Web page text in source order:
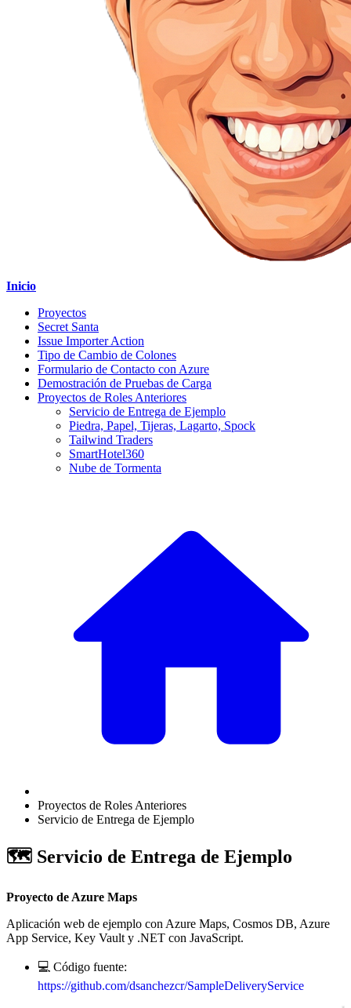
Inicio
Proyectos
Secret Santa
Issue Importer Action
Tipo de Cambio de Colones
Formulario de Contacto con Azure
Demostración de Pruebas de Carga
Proyectos de Roles Anteriores
Servicio de Entrega de Ejemplo
Piedra, Papel, Tijeras, Lagarto, Spock
Tailwind Traders
SmartHotel360
Nube de Tormenta
Proyectos de Roles Anteriores
Servicio de Entrega de Ejemplo
🗺️ Servicio de Entrega de Ejemplo
Proyecto de Azure Maps
Aplicación web de ejemplo con Azure Maps, Cosmos DB, Azure
App Service, Key Vault y .NET con JavaScript.
💻 Código fuente:
https://github.com/dsanchezcr/SampleDeliveryService